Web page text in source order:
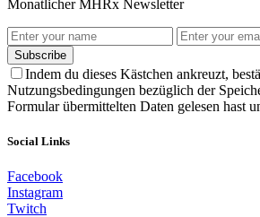
Monatlicher MHRx Newsletter
Subscribe
Indem du dieses Kästchen ankreuzt,
Nutzungsbedingungen bezüglich der
Formular übermittelten Daten gelesen hast
Social Links
Facebook
Instagram
Twitch